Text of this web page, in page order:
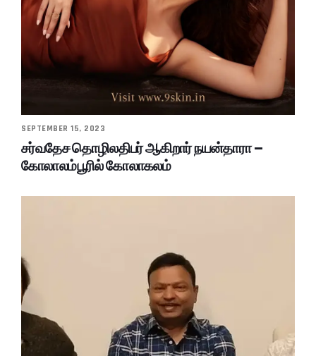
SEPTEMBER 15, 2023
சர்வதேச தொழிலதிபர் ஆகிறார் நயன்தாரா –
கோலாலம்பூரில் கோலாகலம்